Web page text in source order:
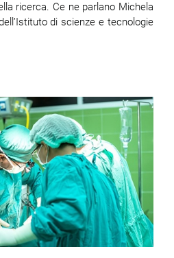
ricerca. Ce ne parlano Michela
Istituto di scienze e tecnologie